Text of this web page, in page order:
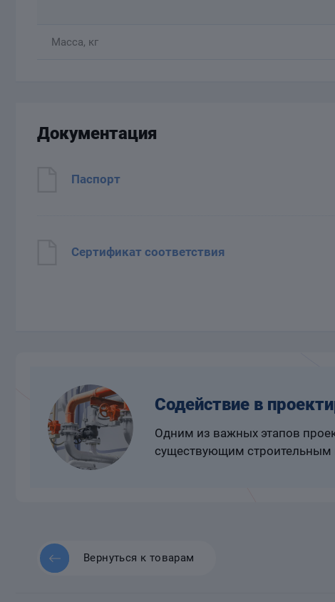
Масса, кг
Документация
Паспорт
Сертификат соответствия
Содействие в
Одним из важных этапов
существующим
Вернуться к товарам